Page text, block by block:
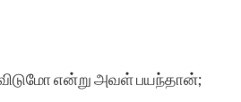
என்று அவள் பயந்தான்;